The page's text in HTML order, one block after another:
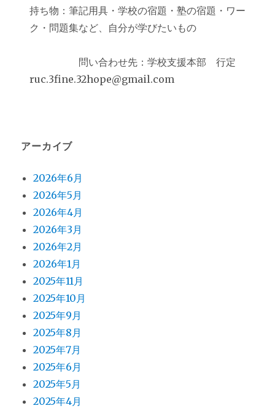
持ち物：筆記用具・学校の宿題・塾の宿題・ワー
ク・問題集など、自分が学びたいもの
問い合わせ先：学校支援本部 行定
ruc.3fine.32hope@gmail.com
アーカイブ
2026年6月
2026年5月
2026年4月
2026年3月
2026年2月
2026年1月
2025年11月
2025年10月
2025年9月
2025年8月
2025年7月
2025年6月
2025年5月
2025年4月